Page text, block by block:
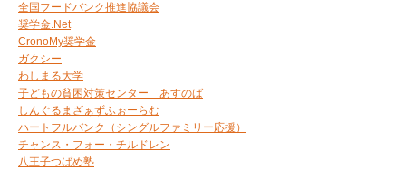
全国フードバンク推進協議会
奨学金.Net
CronoMy奨学金
ガクシー
わしまる大学
子どもの貧困対策センター あすのば
しんぐるまざぁずふぉーらむ
ハートフルバンク（シングルファミリー応援）
チャンス・フォー・チルドレン
八王子つばめ塾